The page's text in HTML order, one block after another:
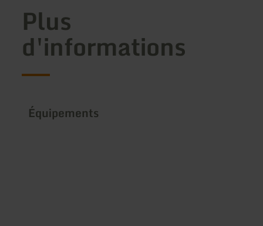
Plus
d'informations
Équipements